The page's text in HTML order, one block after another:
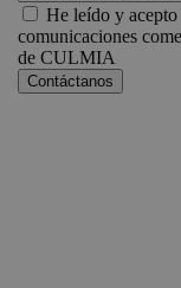
He leído y acepto
comunicaciones
de CULMIA